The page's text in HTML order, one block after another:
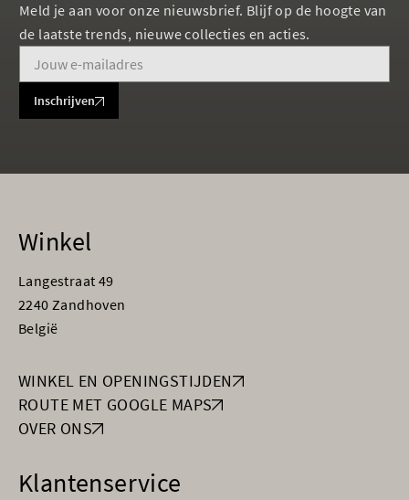
Meld je aan voor onze nieuwsbrief. Blijf op de hoogte van
de laatste trends, nieuwe collecties en acties.
Inschrijven
Winkel
Langestraat 49
2240 Zandhoven
België
WINKEL EN OPENINGSTIJDEN
ROUTE MET GOOGLE MAPS
OVER ONS
Klantenservice